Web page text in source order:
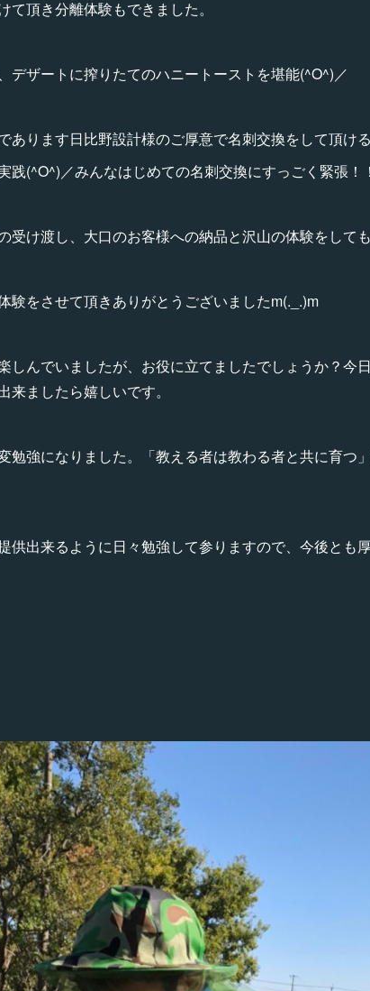
頂き分離体験もできました。
デザートに搾りたてのハニートーストを堪能(^O^)／
ります日比野設計様のご厚意で名刺交換をして頂ける
践(^O^)／みんなはじめての名刺交換にすっごく緊張！
け渡し、大口のお客様への納品と沢山の体験をしても
験をさせて頂きありがとうございましたm(._.)m
しんでいましたが、お役に立てましたでしょうか？今
ましたら嬉しいです。
勉強になりました。「教える者は教わる者と共に育つ
供出来るように日々勉強して参りますので、今後とも